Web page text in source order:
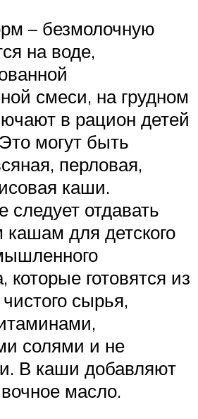
– безмолочную
на воде,
смеси, на грудном
в рацион детей
могут быть
перловая,
каши.
следует отдавать
для детского
которые готовятся из
сырья,
солями и не
В каши добавляют
масло.